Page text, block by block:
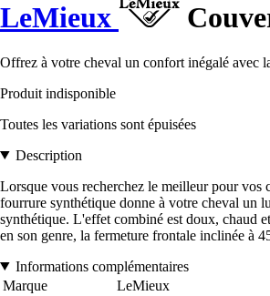
LeMieux
Offrez à votre cheval un confort inégalé avec
Produit indisponible
Toutes les variations sont épuisées
Description
Lorsque vous recherchez le meilleur pour
fourrure synthétique donne à votre cheval un
synthétique. L'effet combiné est doux, chaud
en son genre, la fermeture frontale inclinée à
Informations complémentaires
Marque
LeMieux